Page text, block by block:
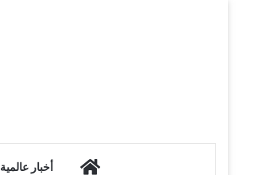
أخبار الكويت
أخبار عالمية